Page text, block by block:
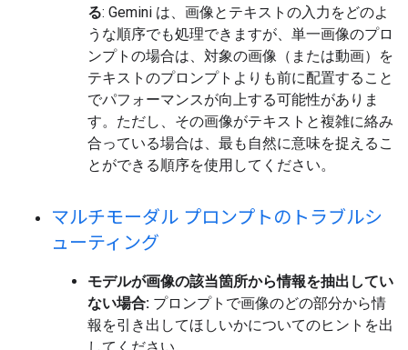
る: Gemini は、画像とテキストの入力をどのよ
うな順序でも処理できますが、単一画像のプロ
ンプトの場合は、対象の画像（または動画）を
テキストのプロンプトよりも前に配置すること
でパフォーマンスが向上する可能性がありま
す。ただし、その画像がテキストと複雑に絡み
合っている場合は、最も自然に意味を捉えるこ
とができる順序を使用してください。
マルチモーダル プロンプトのトラブルシ
ューティング
モデルが画像の該当箇所から情報を抽出してい
ない場合: プロンプトで画像のどの部分から情
報を引き出してほしいかについてのヒントを出